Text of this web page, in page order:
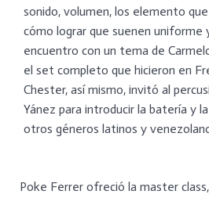
sonido, volumen, los elemento
cómo lograr que suenen uniforme
encuentro con un tema de
el set completo que hicieron en
Chester, así mismo, invitó al
Yánez para introducir la batería y
otros géneros latinos y
Poke Ferrer ofreció la master